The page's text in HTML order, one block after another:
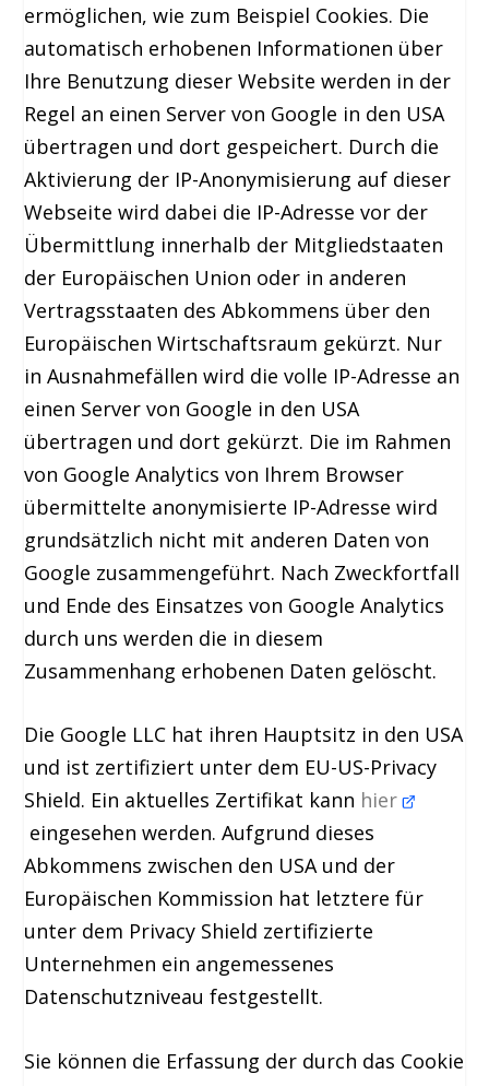
ermöglichen, wie zum Beispiel Cookies. Die
automatisch erhobenen Informationen über
Ihre Benutzung dieser Website werden in der
Regel an einen Server von Google in den USA
übertragen und dort gespeichert. Durch die
Aktivierung der IP-Anonymisierung auf dieser
Webseite wird dabei die IP-Adresse vor der
Übermittlung innerhalb der Mitgliedstaaten
der Europäischen Union oder in anderen
Vertragsstaaten des Abkommens über den
Europäischen Wirtschaftsraum gekürzt. Nur
in Ausnahmefällen wird die volle IP-Adresse an
einen Server von Google in den USA
übertragen und dort gekürzt. Die im Rahmen
von Google Analytics von Ihrem Browser
übermittelte anonymisierte IP-Adresse wird
grundsätzlich nicht mit anderen Daten von
Google zusammengeführt. Nach Zweckfortfall
und Ende des Einsatzes von Google Analytics
durch uns werden die in diesem
Zusammenhang erhobenen Daten gelöscht.
Die Google LLC hat ihren Hauptsitz in den USA
und ist zertifiziert unter dem EU-US-Privacy
Shield. Ein aktuelles Zertifikat kann hier
eingesehen werden. Aufgrund dieses
Abkommens zwischen den USA und der
Europäischen Kommission hat letztere für
unter dem Privacy Shield zertifizierte
Unternehmen ein angemessenes
Datenschutzniveau festgestellt.
Sie können die Erfassung der durch das Cookie